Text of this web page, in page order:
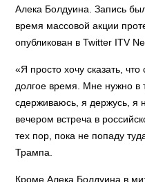
Алека Болдуина. Запись
время массовой акции
опубликован в Twitter ITV
«Я просто хочу сказать,
долгое время. Мне нужно в
сдерживаюсь, я держусь, я
вечером встреча в
тех пор, пока не попаду
Трампа.
Кроме Алека Болдуина в